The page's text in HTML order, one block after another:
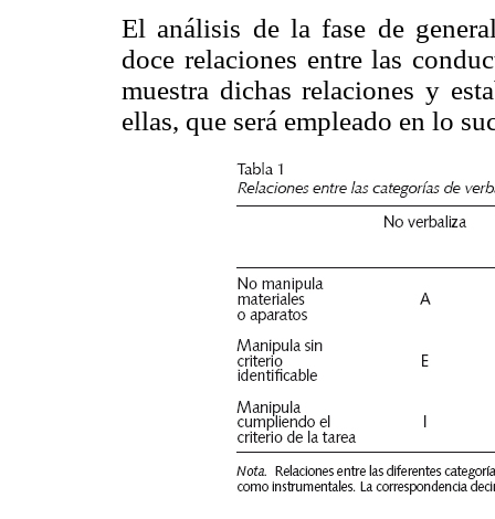
El análisis de la fase de
doce relaciones entre las
muestra dichas relaciones y
ellas, que será empleado en lo